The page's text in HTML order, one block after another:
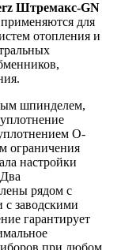
Штремакс-GN
применяются для
отопления и
шпинделем,
O-
ограничения
настройки
рядом с
заводскими
гарантирует